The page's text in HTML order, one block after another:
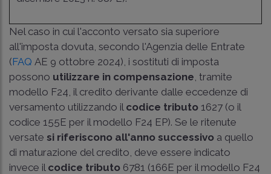
Nel caso in cui l'acconto versato sia superiore
all'imposta dovuta, secondo l'Agenzia delle Entrate
(FAQ AE 9 ottobre 2024), i sostituti di imposta
possono utilizzare in compensazione , tramite
modello F24, il credito derivante dalle eccedenze di
versamento utilizzando il codice tributo 1627 (o il
codice 155E per il modello F24 EP). Se le ritenute
versate si riferiscono all'anno successivo a quello
di maturazione del credito, deve essere indicato
invece il codice tributo 6781 (166E per il modello F24